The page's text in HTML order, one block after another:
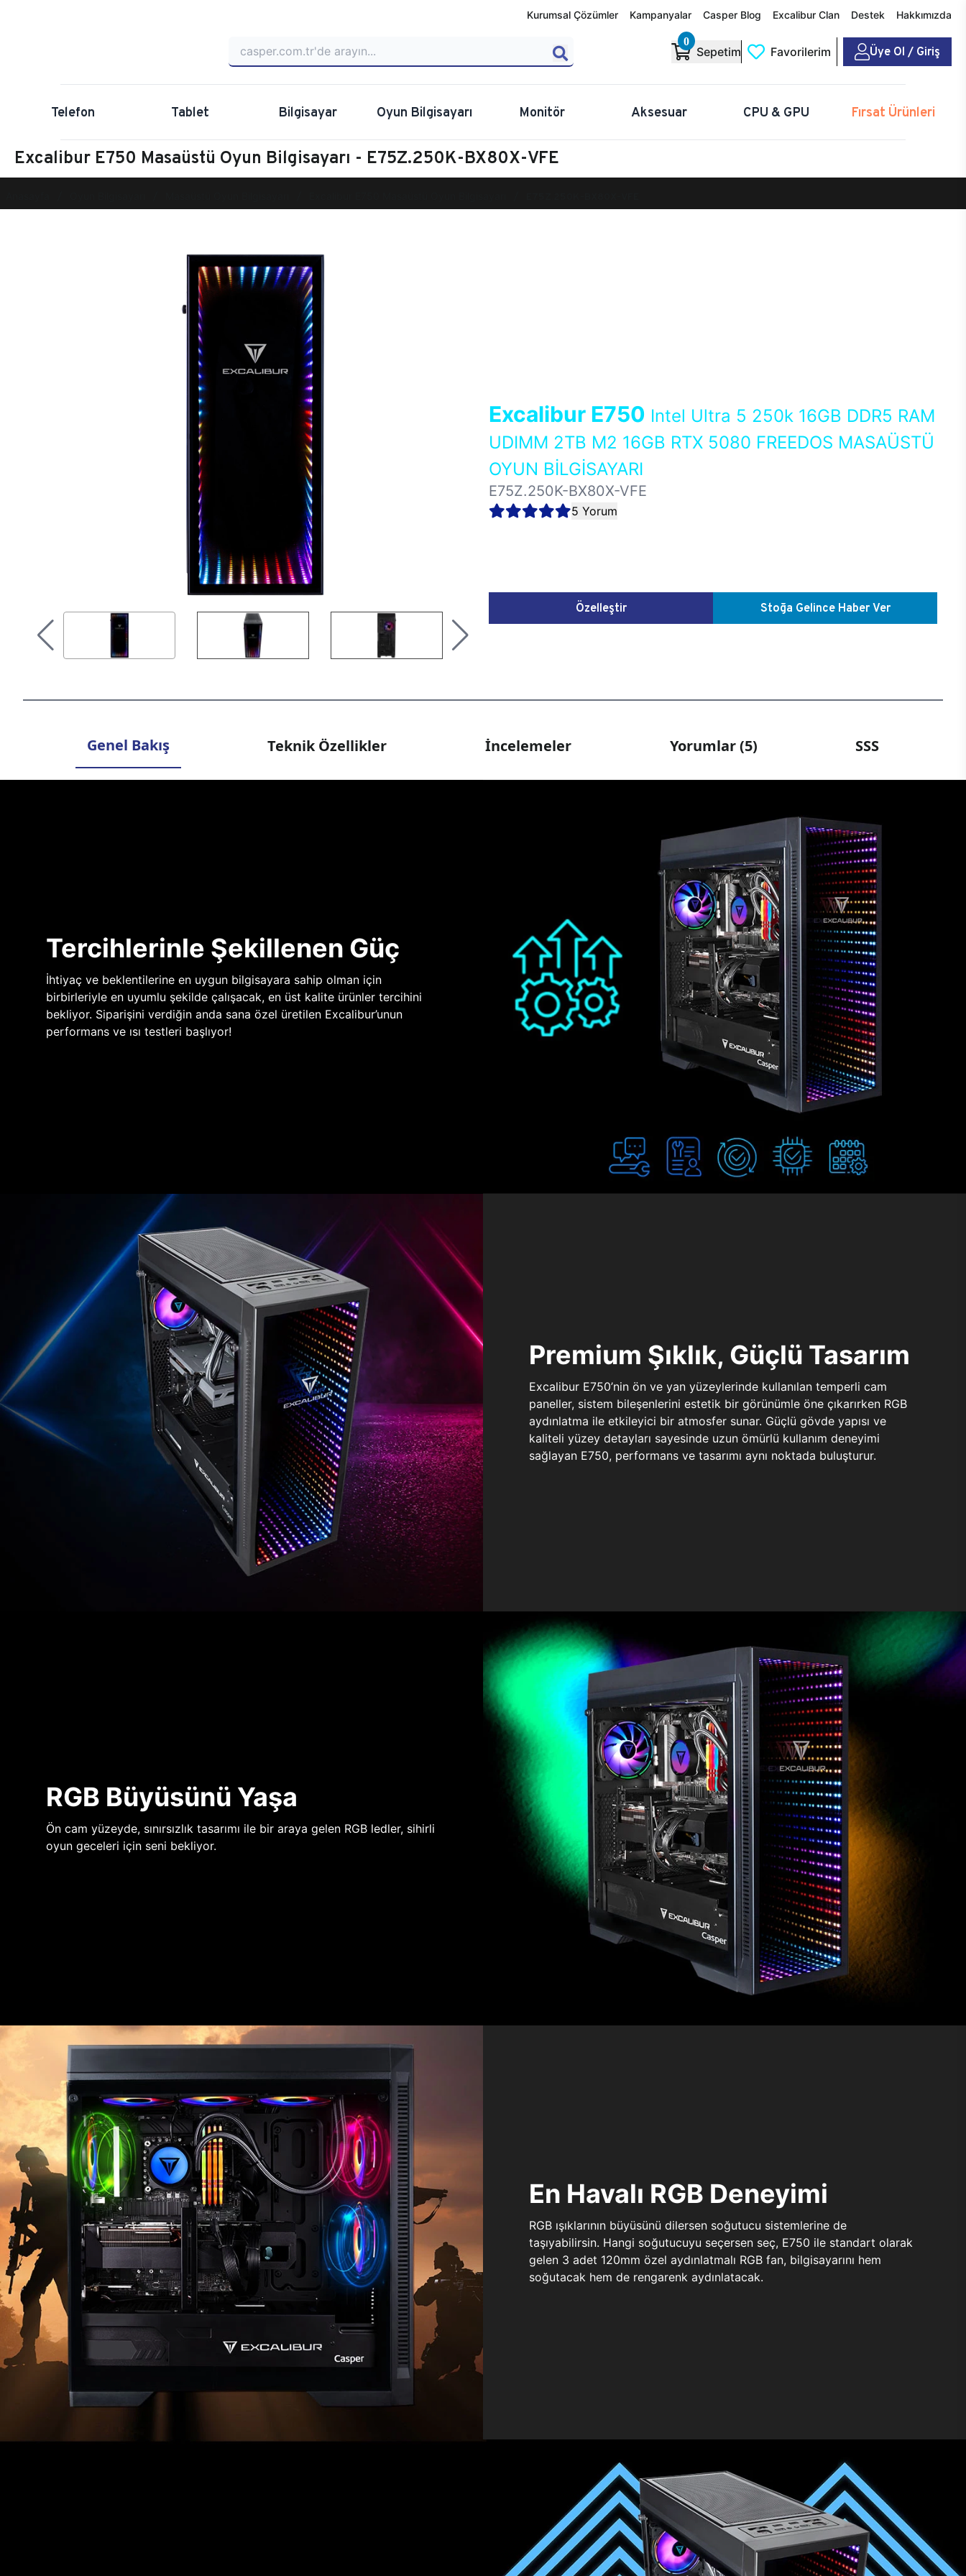
Kurumsal Çözümler Kampanyalar Casper Blog Excalibur Clan Destek Hakkımızda
0
Sepetim Favorilerim Üye Ol / Giriş
Telefon Tablet Bilgisayar Oyun Bilgisayarı Monitör Aksesuar CPU & GPU Fırsat Ürünleri
Excalibur E750 Masaüstü Oyun Bilgisayarı - E75Z.250K-BX80X-VFE
Excalibur E750 Intel Ultra 5 250k 16GB DDR5 RAM
UDIMM 2TB M2 16GB RTX 5080 FREEDOS MASAÜSTÜ
OYUN BİLGİSAYARI
E75Z.250K-BX80X-VFE
5 Yorum
Özelleştir Stoğa Gelince Haber Ver
Genel Bakış Teknik Özellikler İncelemeler Yorumlar (5) SSS
Tercihlerinle Şekillenen Güç
İhtiyaç ve beklentilerine en uygun bilgisayara sahip olman için
birbirleriyle en uyumlu şekilde çalışacak, en üst kalite ürünler tercihini
bekliyor. Siparişini verdiğin anda sana özel üretilen Excalibur’unun
performans ve ısı testleri başlıyor!
Premium Şıklık, Güçlü Tasarım
Excalibur E750’nin ön ve yan yüzeylerinde kullanılan temperli cam
paneller, sistem bileşenlerini estetik bir görünümle öne çıkarırken RGB
aydınlatma ile etkileyici bir atmosfer sunar. Güçlü gövde yapısı ve
kaliteli yüzey detayları sayesinde uzun ömürlü kullanım deneyimi
sağlayan E750, performans ve tasarımı aynı noktada buluşturur.
RGB Büyüsünü Yaşa
Ön cam yüzeyde, sınırsızlık tasarımı ile bir araya gelen RGB ledler, sihirli
oyun geceleri için seni bekliyor.
En Havalı RGB Deneyimi
RGB ışıklarının büyüsünü dilersen soğutucu sistemlerine de
taşıyabilirsin. Hangi soğutucuyu seçersen seç, E750 ile standart olarak
gelen 3 adet 120mm özel aydınlatmalı RGB fan, bilgisayarını hem
soğutacak hem de rengarenk aydınlatacak.